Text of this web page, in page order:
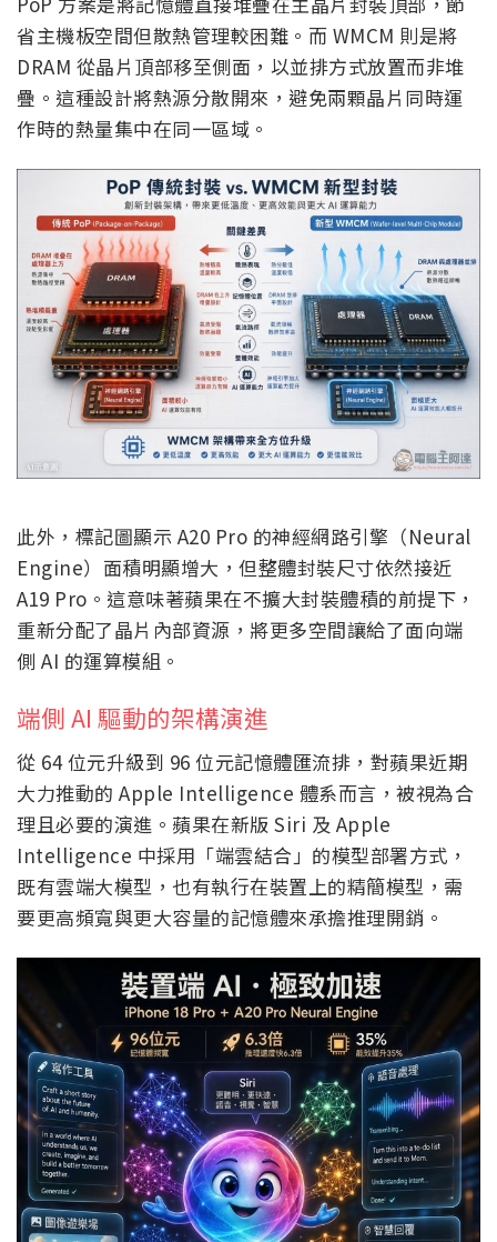
improved heat dissipation.
It is also expected to…
pic.twitter.com/P8I4eeEdkB
— Sunny (@sunnny1583)
PoP 方案是將記憶體直接堆疊在主晶片封裝頂部，節
省主機板空間但散熱管理較困難。而 WMCM 則是將
DRAM 從晶片頂部移至側面，以並排方式放置而非堆
疊。這種設計將熱源分散開來，避免兩顆晶片同時運
作時的熱量集中在同一區域。
此外，標記圖顯示 A20 Pro 的神經網路引擎（Neural
A19 Pro。這意味著蘋果在不擴大封裝體積的前提下，
重新分配了晶片內部資源，將更多空間讓給了面向端
側 AI 的運算模組。
端側 AI 驅動的架構演進
從 64 位元升級到 96 位元記憶體匯流排，對蘋果近期
大力推動的 Apple Intelligence 體系而言，被視為合
理且必要的演進。蘋果在新版 Siri 及 Apple
Intelligence 中採用「端雲結合」的模型部署方式，
既有雲端大模型，也有執行在裝置上的精簡模型，需
要更高頻寬與更大容量的記憶體來承擔推理開銷。